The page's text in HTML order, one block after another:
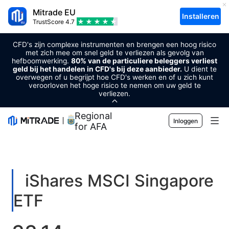
Mitrade EU
TrustScore 4.7
Installeren
CFD's zijn complexe instrumenten en brengen een hoog risico
met zich mee om snel geld te verliezen als gevolg van
hefboomwerking. 80% van de particuliere beleggers verliest
geld bij het handelen in CFD's bij deze aanbieder. U dient te
overwegen of u begrijpt hoe CFD's werken en of u zich kunt
veroorloven het hoge risico te nemen om uw geld te
verliezen.
Regional Sponsor
for AFA
Inloggen
Forex
Grondstoffen
Cryptovaluta's
Handel
Risicobeheer
Markttools
Economische kalender
iShares MSCI Singapore
ETF